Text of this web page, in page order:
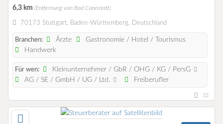
6,3 km (Entfernung von Bad Cannstatt)
70173 Stuttgart, Baden-Württemberg, Deutschland
Branchen: Ärzte
Gastronomie / Hotel / Tourismus
Handwerk
Für wen:
Kleinunternehmer / GbR / OHG / KG / PersG
AG / SE / GmbH / UG / Ltd.
Freiberufler
32